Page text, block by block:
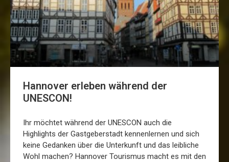
Hannover erleben während der
UNESCON!
Ihr möchtet während der UNESCON auch die
Highlights der Gastgeberstadt kennenlernen und sich
keine Gedanken über die Unterkunft und das leibliche
Wohl machen? Hannover Tourismus macht es mit den